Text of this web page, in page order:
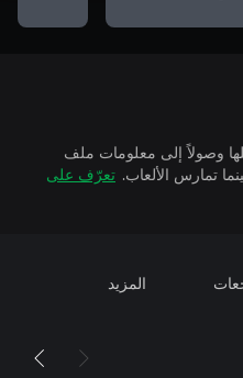
وصولاً إلى معلومات ملف
تعرّف على
المزيد